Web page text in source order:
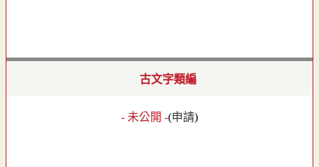
古文字類編
- 未公開 -(申請)